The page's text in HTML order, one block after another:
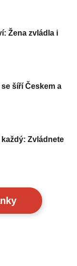
Žena zvládla i
šíří Českem a
Zvládnete